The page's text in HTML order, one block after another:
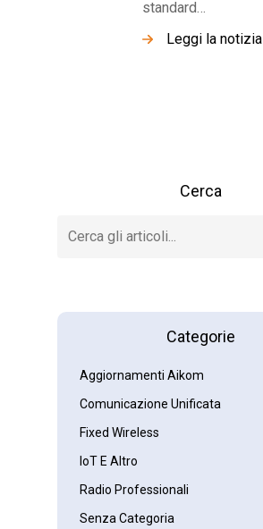
standard…
Leggi la notizia
Cerca
Categorie
Aggiornamenti Aikom
Comunicazione Unificata
Fixed Wireless
IoT E Altro
Radio Professionali
Senza Categoria